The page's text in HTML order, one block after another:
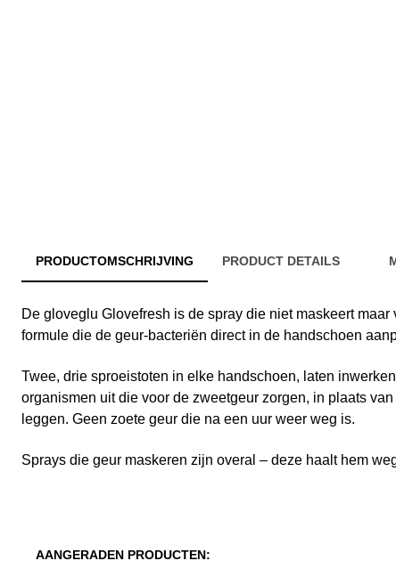
PRODUCTOMSCHRIJVING PRODUCT DETAILS
De gloveglu Glovefresh is de spray die niet maskeert
formule die de geur-bacteriën direct in de handschoen
Twee, drie sproeistoten in elke handschoen, laten
organismen uit die voor de zweetgeur zorgen, in plaats
leggen. Geen zoete geur die na een uur weer weg is.
Sprays die geur maskeren zijn overal – deze haalt hem
AANGERADEN PRODUCTEN: